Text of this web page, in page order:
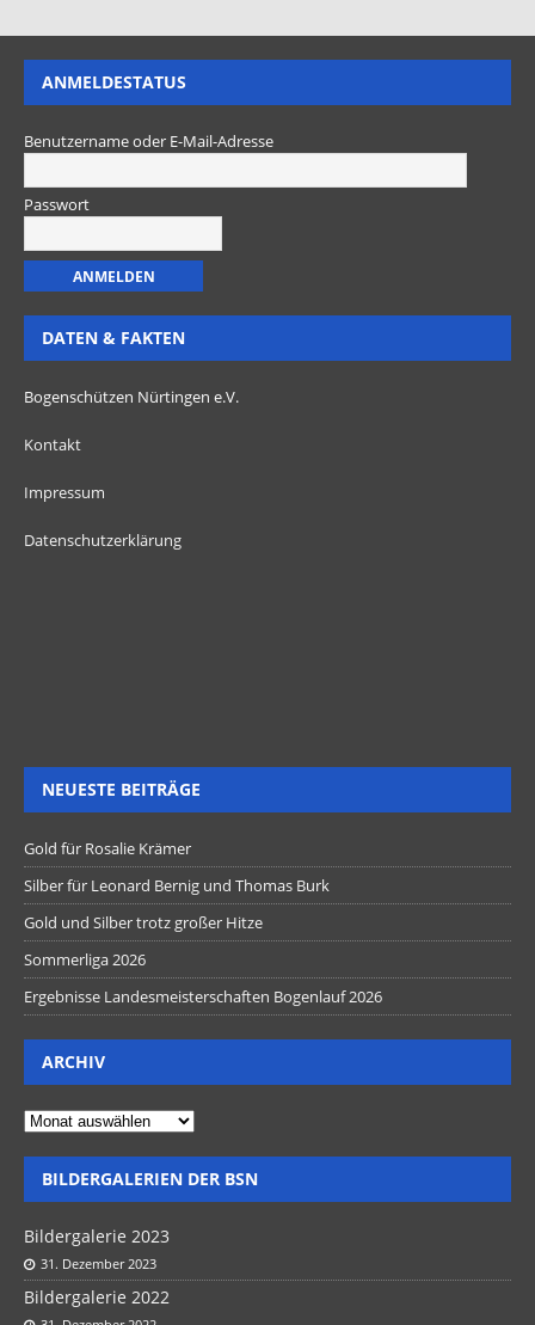
ANMELDESTATUS
Benutzername oder E-Mail-Adresse
Passwort
DATEN & FAKTEN
Bogenschützen Nürtingen e.V.
Kontakt
Impressum
Datenschutzerklärung
NEUESTE BEITRÄGE
Gold für Rosalie Krämer
Silber für Leonard Bernig und Thomas Burk
Gold und Silber trotz großer Hitze
Sommerliga 2026
Ergebnisse Landesmeisterschaften Bogenlauf 2026
ARCHIV
BILDERGALERIEN DER BSN
Bildergalerie 2023
31. Dezember 2023
Bildergalerie 2022